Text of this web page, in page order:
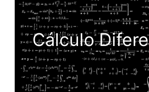
Cálculo